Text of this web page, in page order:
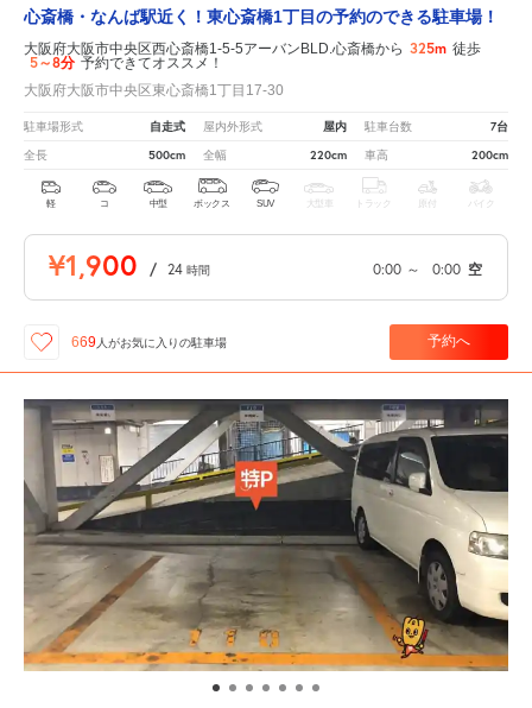
心斎橋・なんば駅近く！東心斎橋1丁目の予約のできる駐車場！
大阪府大阪市中央区西心斎橋1-5-5アーバンBLD.心斎橋から 325m 徒歩
5～8分 予約できてオススメ！
大阪府大阪市中央区東心斎橋1丁目17-30
駐車場形式 自走式 屋内外形式 屋内 駐車台数 7台
全長 500cm 全幅 220cm 車高 200cm
軽 コ 中型 ボックス SUV 大型車 トラック 原付 バイク
¥1,900 / 24 時間 0:00 ～ 0:00 空
669 人がお気に入りの駐車場 予約へ